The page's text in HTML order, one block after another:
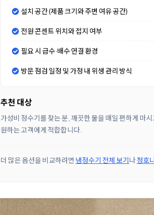
설치 공간 (제품 크기와 주변 여유 공간)
전원 콘센트 위치와 접지 여부
필요 시 급수·배수 연결 환경
방문 점검 일정 및 가정 내 위생 관리 방식
추천 대상
가성비 정수기를 찾는 분, 깨끗한 물을 매일 편하게 마
원하는 고객에게 적합합니다.
더 많은 옵션을 비교하려면 냉정수기 전체 보기나청호